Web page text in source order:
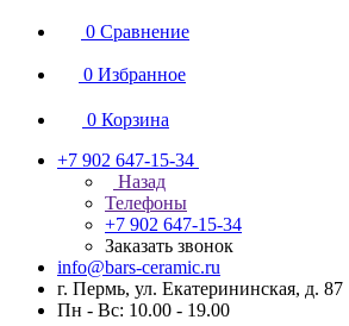
0 Сравнение
0 Избранное
0 Корзина
+7 902 647-15-34
Назад
Телефоны
+7 902 647-15-34
Заказать звонок
info@bars-ceramic.ru
г. Пермь, ул. Екатерининская, д. 87
Пн - Вс: 10.00 - 19.00